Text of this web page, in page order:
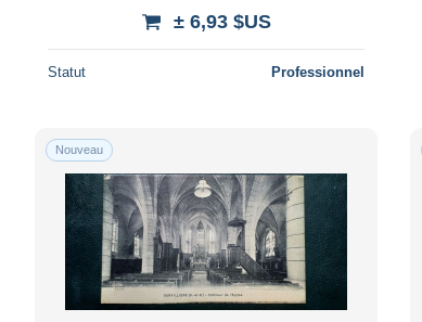
± 6,93 $US
Statut Professionnel
Nouveau